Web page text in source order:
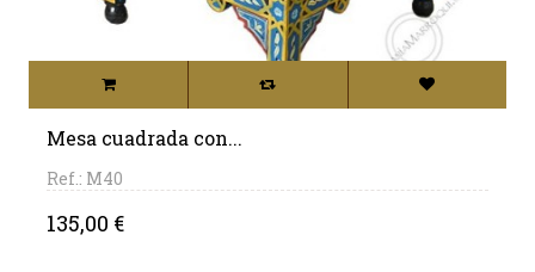
Mesa cuadrada con...
Ref.: M40
Precio
135,00 €